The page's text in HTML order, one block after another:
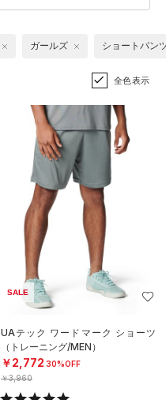
ガールズ ショートパン
全色表示
SALE
UAテック ワードマーク ショーツ
（トレーニング/MEN）
￥2,772 30%OFF
￥3,960